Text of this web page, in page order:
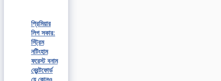
প্রিমিয়ার
লিগ সকার:
স্ট্রিম
নটিংহাম
ফরেস্ট বনাম
ব্রেন্টফোর্ড